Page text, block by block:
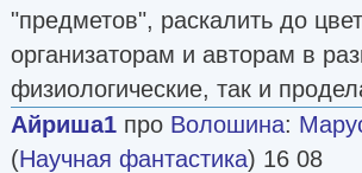
"предметов", раскалить до
организаторам и авторам в
физиологические, так и
Айриша1 про Волошина:
(Научная фантастика) 16 08